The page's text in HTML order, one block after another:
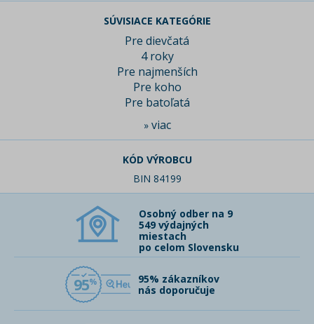
SÚVISIACE KATEGÓRIE
Pre dievčatá
4 roky
Pre najmenších
Pre koho
Pre batoľatá
» viac
KÓD VÝROBCU
BIN 84199
Osobný odber na 9
549 výdajných
miestach
po celom Slovensku
95
95% zákazníkov
nás doporučuje